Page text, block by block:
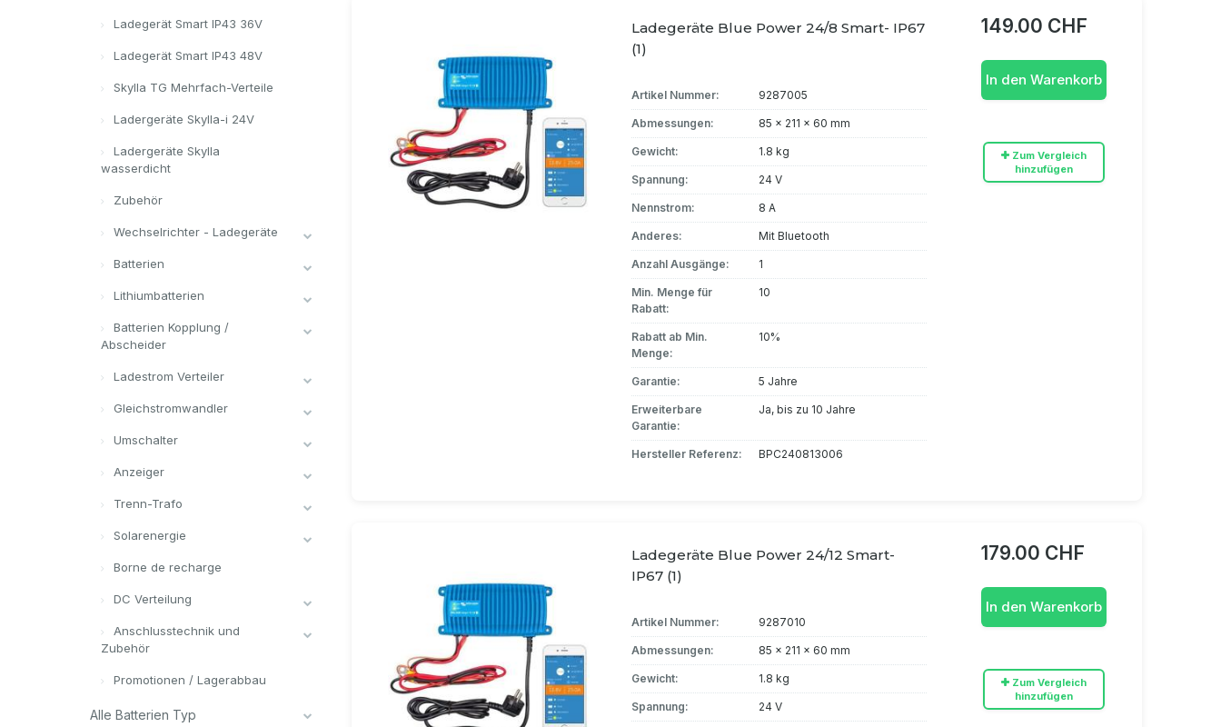
Ladegerät Smart IP43 36V
Ladegerät Smart IP43 48V
Skylla TG Mehrfach-Verteile
Ladergeräte Skylla-i 24V
Ladergeräte Skylla
wasserdicht
Zubehör
Wechselrichter - Ladegeräte
Batterien
Lithiumbatterien
Batterien Kopplung /
Abscheider
Ladestrom Verteiler
Gleichstromwandler
Umschalter
Anzeiger
Trenn-Trafo
Solarenergie
Borne de recharge
DC Verteilung
Anschlusstechnik und
Zubehör
Promotionen / Lagerabbau
Alle Batterien Typ
Ladegeräte Blue Power 24/8 Smart- IP67
(1)
Artikel Nummer: 9287005
Abmessungen: 85 x 211 x 60 mm
Gewicht: 1.8 kg
Spannung: 24 V
Nennstrom: 8 A
Anderes: Mit Bluetooth
Anzahl Ausgänge: 1
Min. Menge für
Rabatt:
10
Rabatt ab Min.
Menge:
10%
Garantie: 5 Jahre
Erweiterbare
Garantie:
Ja, bis zu 10 Jahre
Hersteller Referenz: BPC240813006
149.00 CHF
In den Warenkorb
Zum Vergleich
hinzufügen
Ladegeräte Blue Power 24/12 Smart-
IP67 (1)
Artikel Nummer: 9287010
Abmessungen: 85 x 211 x 60 mm
Gewicht: 1.8 kg
Spannung: 24 V
179.00 CHF
In den Warenkorb
Zum Vergleich
hinzufügen